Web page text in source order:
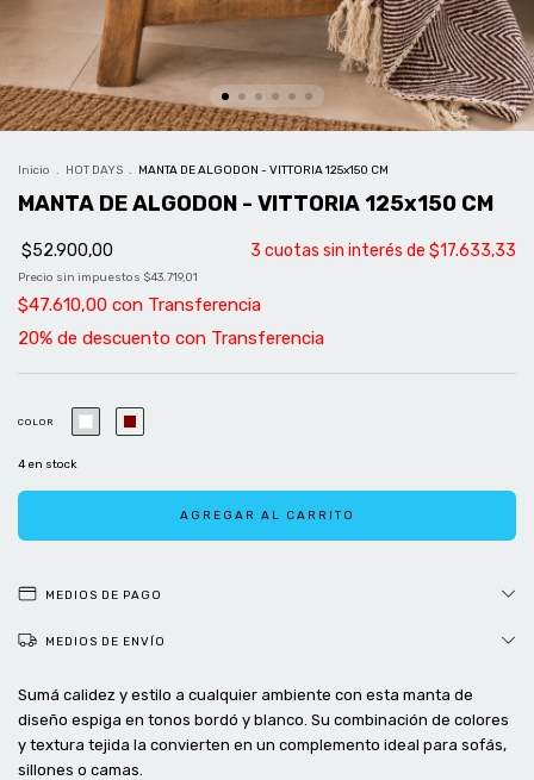
Inicio . HOT DAYS . MANTA DE ALGODON - VITTORIA 125x150 CM
MANTA DE ALGODON - VITTORIA 125x150 CM
$52.900,00 3 cuotas sin interés de $17.633,33
Precio sin impuestos $43.719,01
$47.610,00 con Transferencia
COLOR
4 en stock
MEDIOS DE PAGO
MEDIOS DE ENVÍO
Sumá calidez y estilo a cualquier ambiente con esta manta de
diseño espiga en tonos bordó y blanco. Su combinación de colores
y textura tejida la convierten en un complemento ideal para sofás,
sillones o camas.